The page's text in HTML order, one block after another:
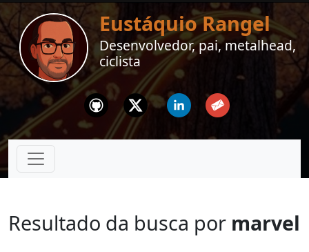
Eustáquio Rangel
Desenvolvedor, pai, metalhead,
ciclista
Github Twitter Linkedin Email
Resultado da busca por marvel